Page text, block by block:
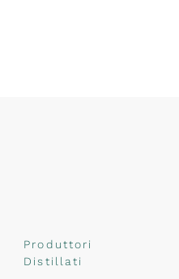
Produttori
Distillati